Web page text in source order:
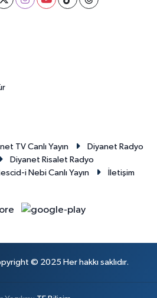
TV Canlı Yayın
Diyanet Radyo
Diyanet Risalet Radyo
i Nebi Canlı Yayın
İletişim
© 2025 Her hakkı saklıdır.